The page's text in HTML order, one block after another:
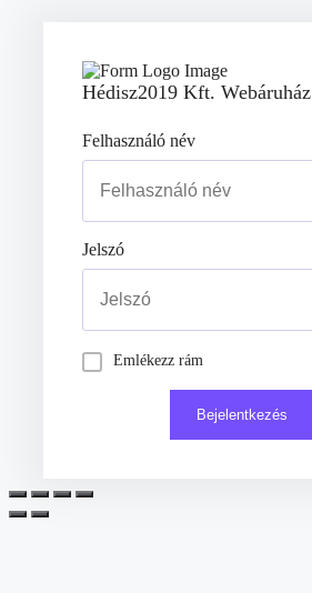
Hédisz2019 Kft. Webáruház
Felhasználó név
Jelszó
Emlékezz rám